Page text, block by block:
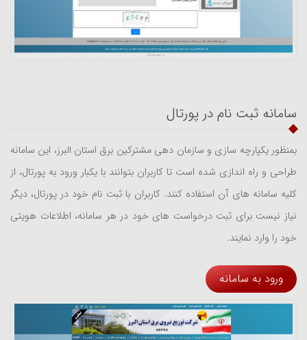
سامانه ثبت نام در پورتال
بمنظور یکپارچه سازی و سازمان دهی مشترکین برق استان البرز، این سامانه
طراحی و راه اندازی شده است تا کاربران بتوانند با یکبار ورود به پورتال، از
کلیه سامانه های آن استفاده کنند. کاربران با ثبت نام خود در پورتال، دیگر
نیاز نیست برای ثبت درخواست های خود در هر سامانه، اطلاعات هویتی
خود را وارد نمایند.
ورود به سامانه